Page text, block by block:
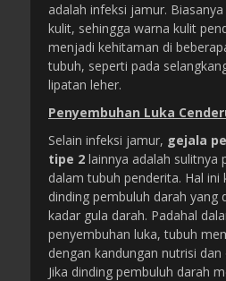
adalah infeksi jamur.
kulit, sehingga warna kulit
menjadi kehitaman di
tubuh, seperti pada
lipatan leher.
Penyembuhan Luka
Selain infeksi jamur, gejala
tipe 2 lainnya adalah sulitnya
dalam tubuh penderita. Hal
dinding pembuluh darah yang
kadar gula darah. Padahal
penyembuhan luka, tubuh
dengan kandungan nutrisi
Jika dinding pembuluh darah